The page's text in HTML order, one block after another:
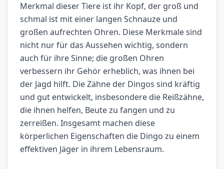
Merkmal dieser Tiere ist ihr Kopf, der groß und
schmal ist mit einer langen Schnauze und
großen aufrechten Ohren. Diese Merkmale sind
nicht nur für das Aussehen wichtig, sondern
auch für ihre Sinne; die großen Ohren
verbessern ihr Gehör erheblich, was ihnen bei
der Jagd hilft. Die Zähne der Dingos sind kräftig
und gut entwickelt, insbesondere die Reißzähne,
die ihnen helfen, Beute zu fangen und zu
zerreißen. Insgesamt machen diese
körperlichen Eigenschaften die Dingo zu einem
effektiven Jäger in ihrem Lebensraum.